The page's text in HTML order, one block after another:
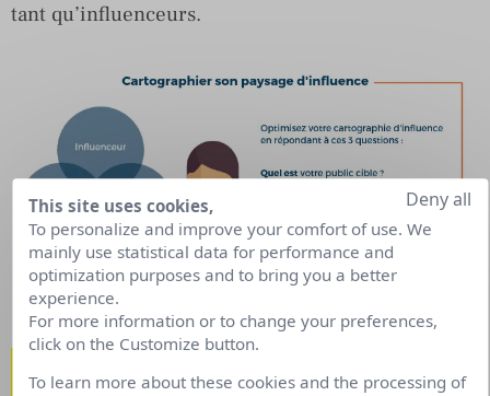
tant qu’influenceurs.
This site uses cookies,
To personalize and improve your comfort of use. We
mainly use statistical data for performance and
optimization purposes and to bring you a better
experience.
For more information or to change your preferences,
click on the Customize button.
To learn more about these cookies and the processing of
Deny all